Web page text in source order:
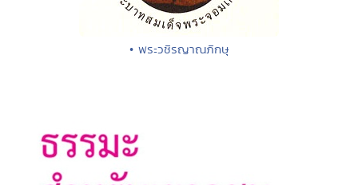
• พระวชิรญาณภิกษุ